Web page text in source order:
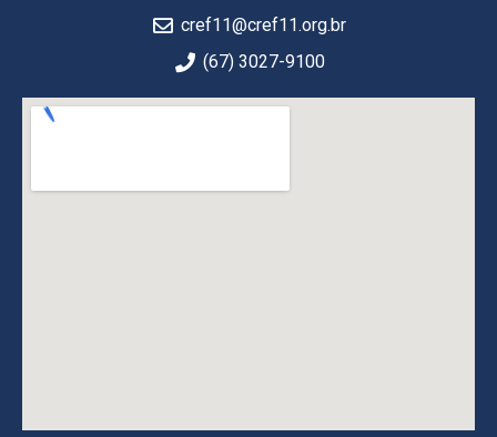
cref11@cref11.org.br
(67) 3027-9100